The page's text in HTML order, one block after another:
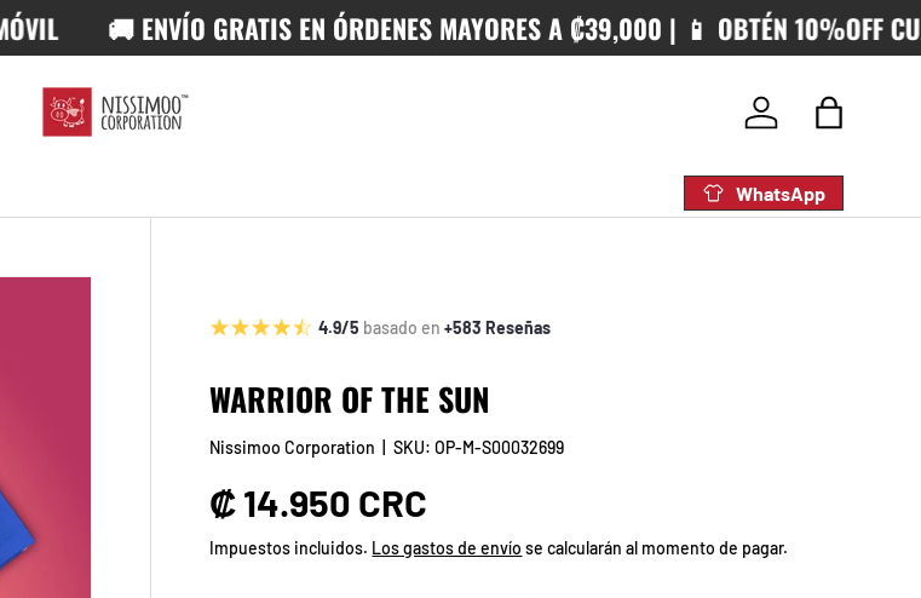
🚚 ENVÍO GRATIS EN ÓRDENES MAYORES A ₡39,000 | 📱 OBTÉN 10%OFF
Iniciar sesión
Bolsa
WhatsApp
4.9/5 basado en+583 Reseñas
WARRIOR OF THE SUN
Nissimoo Corporation |SKU: OP-M-S00032699
Precio normal
₡ 14.950 CRC
Impuestos incluidos. Los gastos de envío se calcularán al momento de pagar.